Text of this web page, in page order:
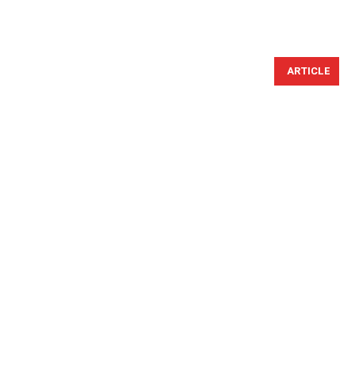
ARTICLE